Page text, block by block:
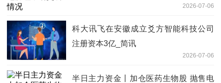
2026-07-06
科大讯飞在安徽成立爻方智能科技公司
注册资本3亿_简讯
2026-07-06
半日主力资金丨加仓医药生物股 抛售电